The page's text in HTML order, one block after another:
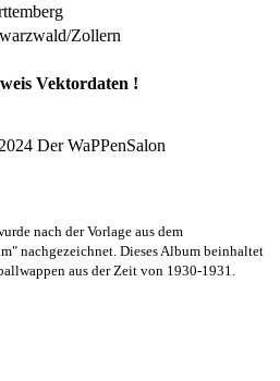
Zollern
Vektordaten !
Der WaPPenSalon
nach der Vorlage aus dem
nachgezeichnet. Dieses Album beinhaltet
aus der Zeit von 1930-1931.